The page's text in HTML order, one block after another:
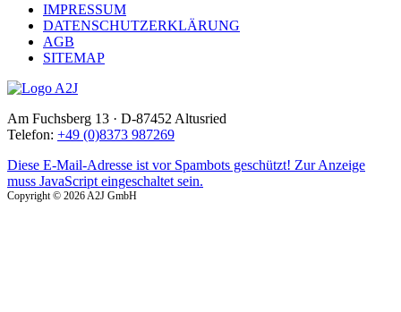
IMPRESSUM
DATENSCHUTZERKLÄRUNG
AGB
SITEMAP
Am Fuchsberg 13 · D-87452 Altusried
Telefon: +49 (0)8373 987269
Diese E-Mail-Adresse ist vor Spambots geschützt! Zur Anzeige
muss JavaScript eingeschaltet sein.
Copyright © 2026 A2J GmbH